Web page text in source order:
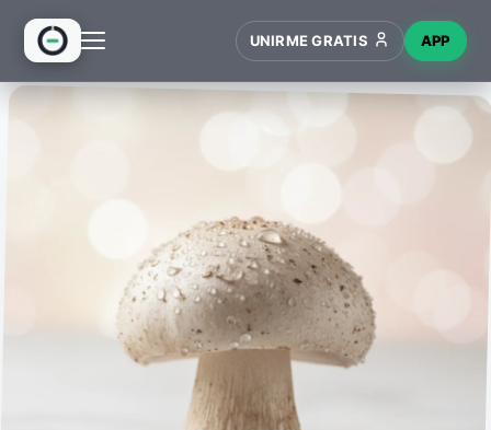
RECETAS
HUB
WIKI
NUEVO
UNIRME GRATIS APP